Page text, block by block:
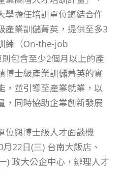
學擔任培訓單位鏈結合作
產業訓儲菁英，提供至多3
練（On-the-job
包含至少2個月以上的產
博士級產業訓儲菁英的實
，並引導至產業就業，以
，同時協助企業創新發展
位與博士級人才面談機
22日(三) 台南大飯店、
) 政大公企中心，辦理人才